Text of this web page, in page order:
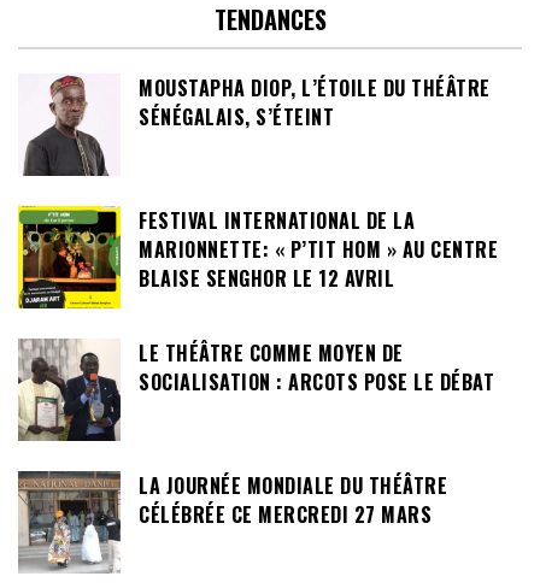
TENDANCES
MOUSTAPHA DIOP, L’ÉTOILE DU THÉÂTRE
SÉNÉGALAIS, S’ÉTEINT
FESTIVAL INTERNATIONAL DE LA
MARIONNETTE: « P’TIT HOM » AU CENTRE
BLAISE SENGHOR LE 12 AVRIL
LE THÉÂTRE COMME MOYEN DE
SOCIALISATION : ARCOTS POSE LE DÉBAT
LA JOURNÉE MONDIALE DU THÉÂTRE
CÉLÉBRÉE CE MERCREDI 27 MARS